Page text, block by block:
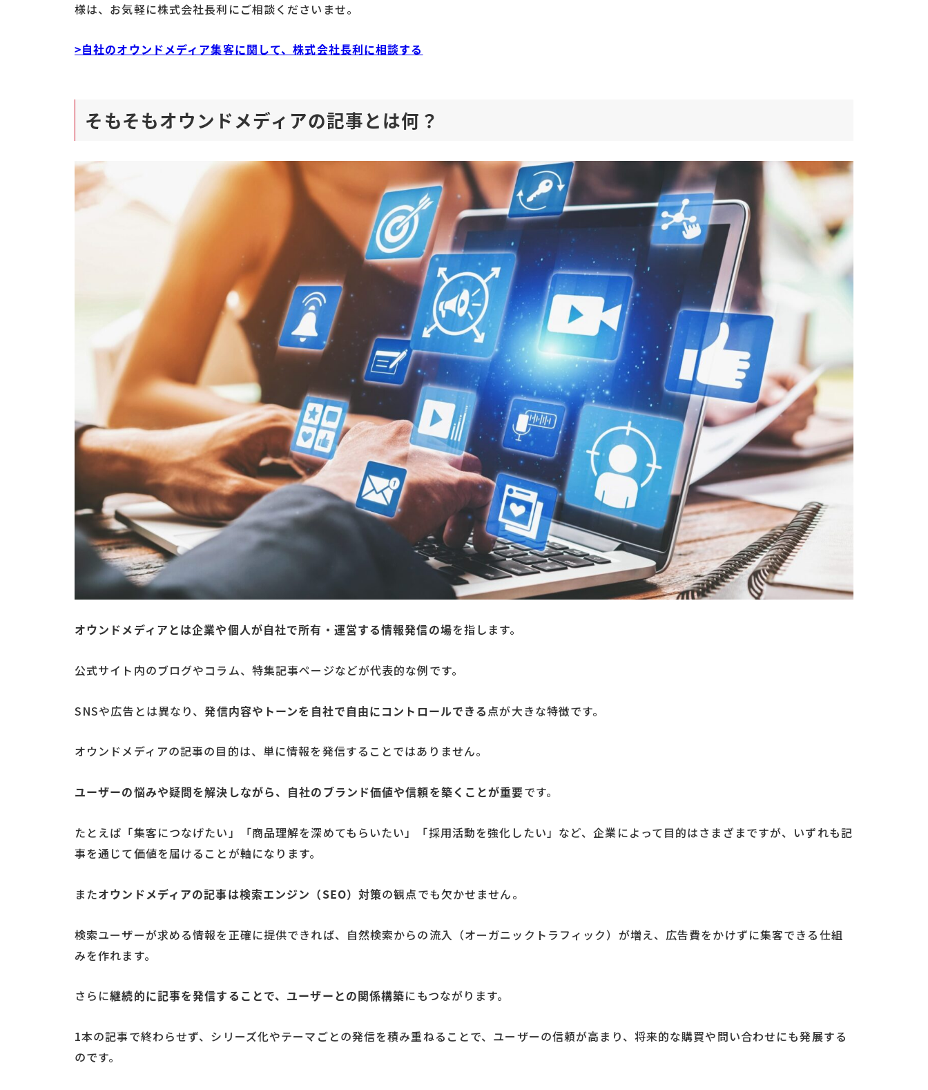
様は、お気軽に株式会社長利にご相談くださいませ。
>自社のオウンドメディア集客に関して、株式会社長利に相談する
そもそもオウンドメディアの記事とは何？
オウンドメディアとは企業や個人が自社で所有・運営する情報発信の場を指します。
公式サイト内のブログやコラム、特集記事ページなどが代表的な例です。
SNSや広告とは異なり、発信内容やトーンを自社で自由にコントロールできる 点が大きな特徴です。
オウンドメディアの記事の目的は、単に情報を発信することではありません。
ユーザーの悩みや疑問を解決しながら、自社のブランド価値や信頼を築くことが重要です。
たとえば「集客につなげたい」「商品理解を深めてもらいたい」「採用活動を強化したい」など、企業によって目的はさまざまですが、いずれも記
事を通じて価値を届けることが軸になります。
またオウンドメディアの記事は検索エンジン（SEO）対策の観点でも欠かせません。
検索ユーザーが求める情報を正確に提供できれば、自然検索からの流入（オーガニックトラフィック）が増え、広告費をかけずに集客できる仕組
みを作れます。
さらに継続的に記事を発信することで、ユーザーとの関係構築にもつながります。
1本の記事で終わらせず、シリーズ化やテーマごとの発信を積み重ねることで、ユーザーの信頼が高まり、将来的な購買や問い合わせにも発展する
のです。